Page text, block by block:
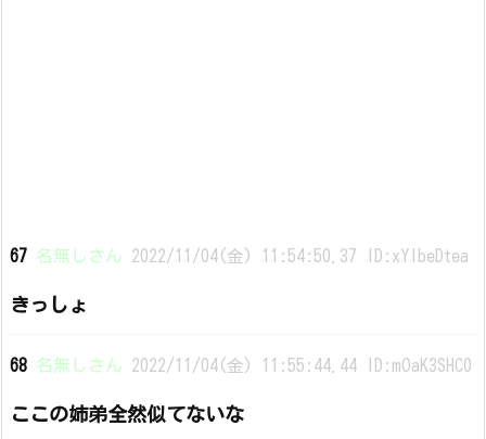
67 名無しさん 2022/11/04(金) 11:54:50.37 ID:xYIbeDtea
きっしょ
68 名無しさん 2022/11/04(金) 11:55:44.44 ID:mOaK3SHC0
ここの姉弟全然似てないな